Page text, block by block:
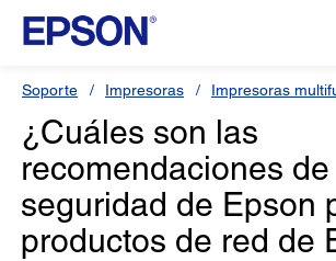
Soporte Impresoras Impresoras
¿Cuáles son las
recomendaciones de
seguridad de Epson
productos de red de